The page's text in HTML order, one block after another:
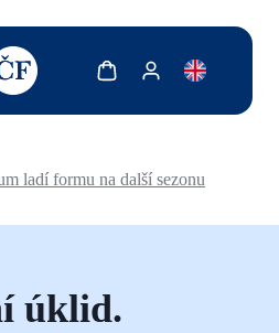
Add description for reader
Zobrazit košíkZobrazit můj účet
ladí formu na další sezonu
úklid.